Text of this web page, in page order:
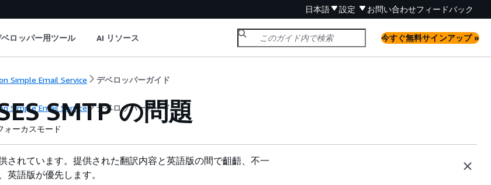
日本語 設定 お問い合わせフィードバック
ロッパー用ツール AI リソース 今すぐ無料サインアップ »
Simple Email Service デベロッパーガイド
Simple Email Service デベロッパーガイド
SMTP の問題
ォーカスモード
されています。提供された翻訳内容と英語版の間で齟齬、不一
英語版が優先します。